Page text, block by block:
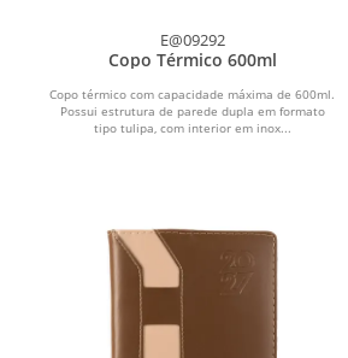
E@09292
Copo Térmico 600ml
Copo térmico com capacidade máxima de 600ml.
Possui estrutura de parede dupla em formato
tipo tulipa, com interior em inox...